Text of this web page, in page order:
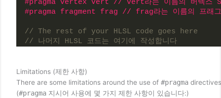
#pragma vertex vert // vert라는 이름의 버텍스
#pragma fragment frag // frag라는 이름의 프래그
// The rest of your HLSL code goes here
// 나머지 HLSL 코드는 여기에 작성합니다
Limitations (제한 사항)
There are some limitations around the use of #pragma
(#pragma지시어 사용에 몇 가지 제한 사항이 있습니다:)